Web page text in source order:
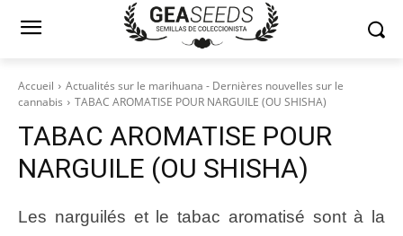
Accueil
Actualités sur le marihuana - Dernières nouvelles sur le
cannabis
TABAC AROMATISE POUR NARGUILE (OU SHISHA)
TABAC AROMATISE POUR
NARGUILE (OU SHISHA)
Les narguilés et le tabac aromatisé sont à la